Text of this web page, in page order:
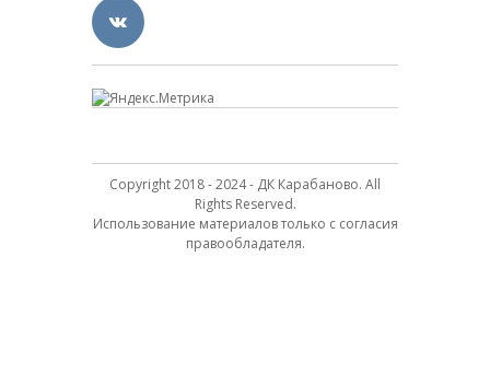
Copyright 2018 - 2024 - ДК Карабаново. All
Rights Reserved.
Использование материалов только с согласия
правообладателя.